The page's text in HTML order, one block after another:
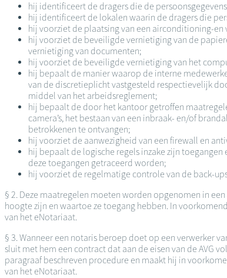
hij identificeert de dragers die de
hij identificeert de lokalen waarin de dragers die
hij voorziet de plaatsing van een airconditioning-
hij voorziet de beveiligde vernietiging van de
vernietiging van documenten;
hij voorziet de beveiligde vernietiging van het
hij bepaalt de manier waarop de interne
van de discretieplicht vastgesteld respectievelijk
middel van het arbeidsreglement;
hij bepaalt de door het kantoor getroffen
camera’s, het bestaan van een inbraak- en/of
betrokkenen te ontvangen;
hij voorziet de aanwezigheid van een firewall en
hij bepaalt de logische regels inzake zijn
deze toegangen getraceerd worden;
hij voorziet de regelmatige controle van de back-
§ 2. Deze maatregelen moeten worden opgenomen in
hoogte zijn en waartoe ze toegang hebben. In
van het eNotariaat.
§ 3. Wanneer een notaris beroep doet op een verwerker
sluit met hem een contract dat aan de eisen van de AVG
paragraaf beschreven procedure en maakt hij in
van het eNotariaat.